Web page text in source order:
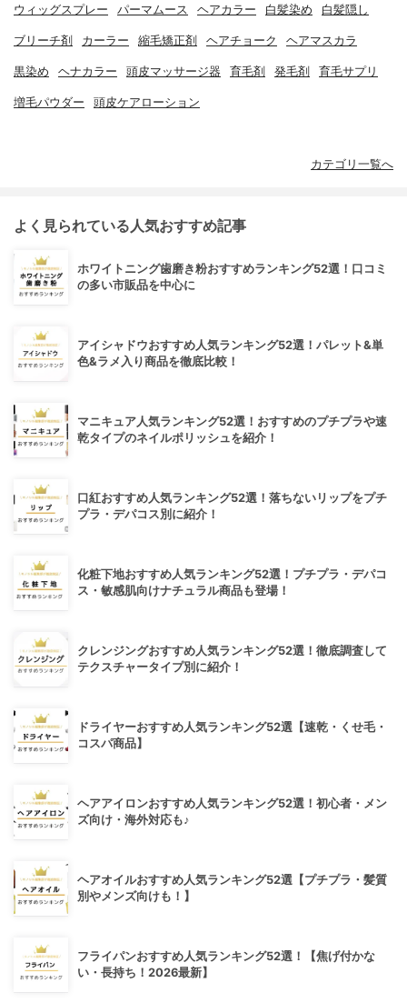
ウィッグスプレー パーマムース ヘアカラー 白髪染め 白髪隠し
ブリーチ剤 カーラー 縮毛矯正剤 ヘアチョーク ヘアマスカラ
黒染め ヘナカラー 頭皮マッサージ器 育毛剤 発毛剤 育毛サプリ
増毛パウダー 頭皮ケアローション
カテゴリ一覧へ
よく見られている人気おすすめ記事
ホワイトニング歯磨き粉おすすめランキング52選！口コミ
の多い市販品を中心に
アイシャドウおすすめ人気ランキング52選！パレット&単
色&ラメ入り商品を徹底比較！
マニキュア人気ランキング52選！おすすめのプチプラや速
乾タイプのネイルポリッシュを紹介！
口紅おすすめ人気ランキング52選！落ちないリップをプチ
プラ・デパコス別に紹介！
化粧下地おすすめ人気ランキング52選！プチプラ・デパコ
ス・敏感肌向けナチュラル商品も登場！
クレンジングおすすめ人気ランキング52選！徹底調査して
テクスチャータイプ別に紹介！
ドライヤーおすすめ人気ランキング52選【速乾・くせ毛・
コスパ商品】
ヘアアイロンおすすめ人気ランキング52選！初心者・メン
ズ向け・海外対応も♪
ヘアオイルおすすめ人気ランキング52選【プチプラ・髪質
別やメンズ向けも！】
フライパンおすすめ人気ランキング52選！【焦げ付かな
い・長持ち！2026最新】